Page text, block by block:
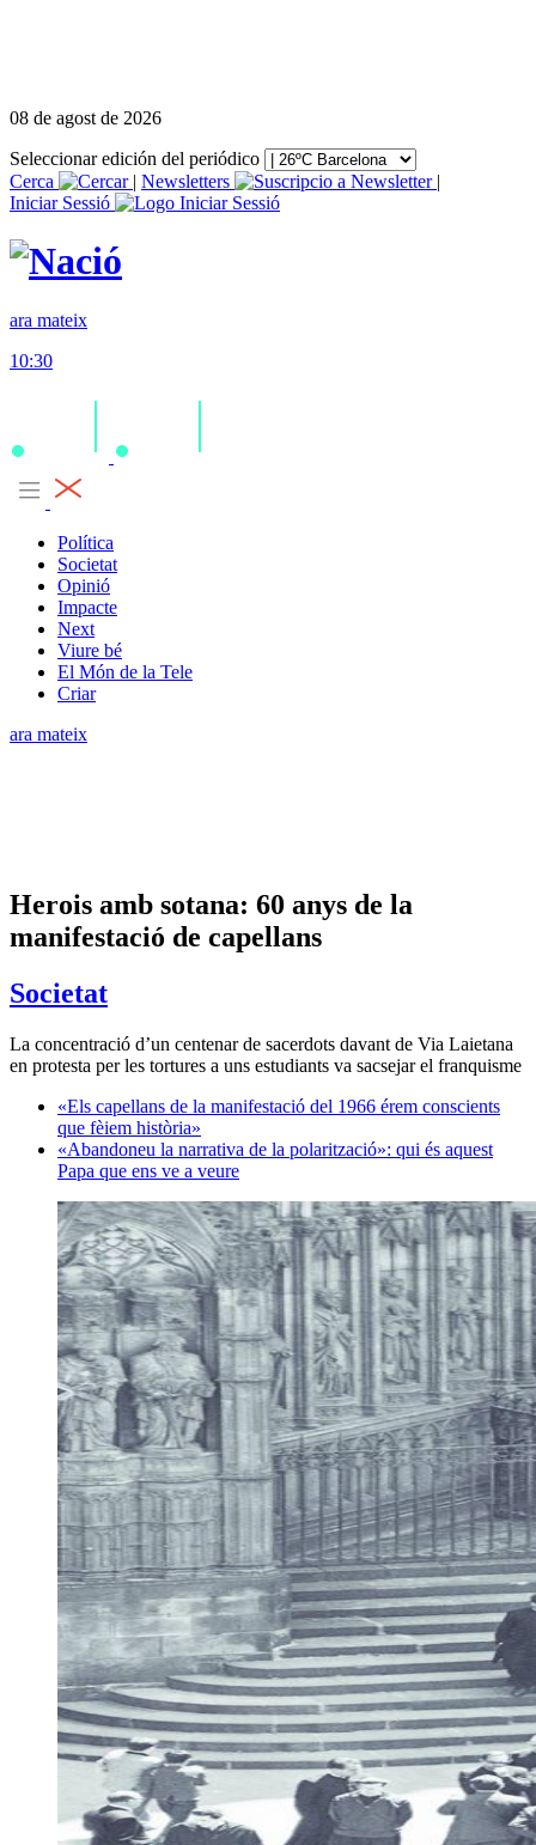
08 de agost de 2026
Seleccionar edición del periódico
Cerca
| Newsletters
|
Iniciar Sessió
ara mateix
10:30
Política
Societat
Opinió
Impacte
Next
Viure bé
El Món de la Tele
Criar
ara mateix
Herois amb sotana: 60 anys de la
manifestació de capellans
Societat
La concentració d’un centenar de sacerdots davant de Via Laietana
en protesta per les tortures a uns estudiants va sacsejar el franquisme
«Els capellans de la manifestació del 1966 érem conscients
que fèiem història»
«Abandoneu la narrativa de la polarització»: qui és aquest
Papa que ens ve a veure